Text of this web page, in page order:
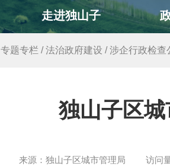
走进独山子
专题专栏 /法治政府建设 /涉企行政检查
独山子区
来源： 独山子区城市管理局 访问